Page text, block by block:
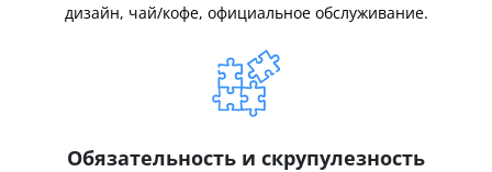
дизайн, чай/кофе, официальное обслуживание.
Обязательность и скрупулезность